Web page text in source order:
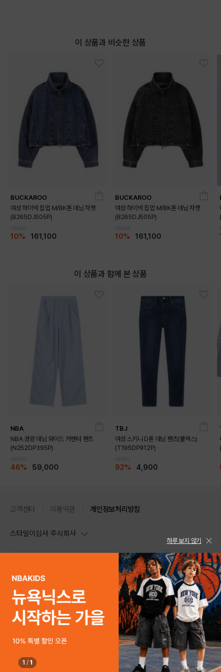
DETAILS
이 상품과 비슷한 상품
BUCKAROO
여성 하이넥 집업 M/BK톤 데님 자켓
(B265DJ505P)
10% 161,100
BUCKAROO
여성 하이넥 집업 M/BK톤 데님 자켓
(B265DJ505P)
10% 161,100
이 상품과 함께 본 상품
NBA
NBA 경량 데님 와이드 카펜터 팬츠
(N252DP395P)
46% 59,000
TBJ
여성 스키니 D톤 데님 팬츠(쿨맥스)
(T195DP912P)
92% 4,900
구매하기
고객센터 이용약관 개인정보처리방침
스타일이십사 주식회사
주소 : 서울시 강남구 논현로 633, 6층 (논현동, 한세엠케이빌딩)
사업자등록번호 : 116-81-32499
통신판매업신고번호 : 제 2024-서울강남-04239
호스팅 서비스 : 스타일이십사㈜
고객센터 1544-5336(평일 09:00~ 18:00 토/일/공휴일 휴무)
스타일24 고객센터 1544-5336
평일 09:00~ 18:00 (토/일/공휴일 휴무)
help Email : help@style24.com
COPYRIGHTⓒ2021 STYLE24 ALL RIGHTS RESERVED.
하루 보지 않기
1 / 1